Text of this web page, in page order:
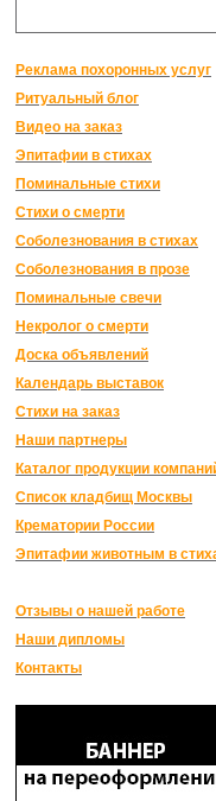
Реклама похоронных услуг
Ритуальный блог
Видео на заказ
Эпитафии в стихах
Поминальные стихи
Стихи о смерти
Соболезнования в стихах
Соболезнования в прозе
Поминальные свечи
Некролог о смерти
Доска объявлений
Календарь выставок
Стихи на заказ
Наши партнеры
Каталог продукции
Список кладбищ Москвы
Крематории России
Эпитафии животным в
Отзывы о нашей работе
Наши дипломы
Контакты